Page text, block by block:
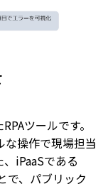
ツールです。
な操作で現場担当
iPaaSである
で、パブリック